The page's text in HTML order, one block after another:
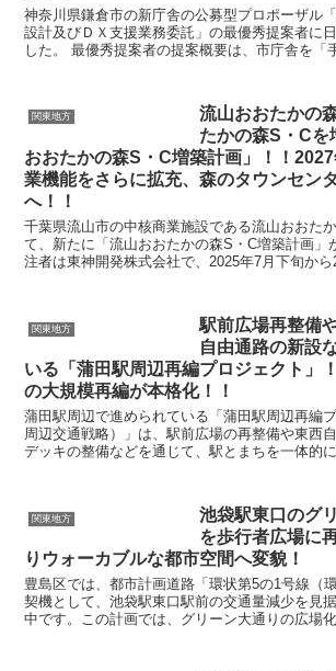
神奈川県鎌倉市の新庁舎の公募型プロポーザル
設計及びＤＸ支援業務委託」の最優秀提案者に
した。 最優秀提案者の提案概要は、市庁舎を「手続きの場」から
関東地方
流山おおたかの
たかの森S・Cを
おおたかの森S・C増築計画」！！
業機能をさらに拡充、森のタウンセン
へ！！
千葉県流山市の中核商業施設である流山おおた
て、新たに「流山おおたかの森S・C増築計画」
注者は東神開発株式会社で、2025年7月下旬か
関東地方
駅前広場再整備
自由通路の新設
いる「蒲田駅周辺再編プロジェクト」
の大規模再編が本格化！！
蒲田駅周辺で進められている「蒲田駅周辺再編
周辺交通戦略）」は、駅前広場の再整備や東西
デッキの整備などを通じて、駅とまちを一体的
関東地方
池袋駅東口のグ
を歩行者広場に
りウォーカブルな都市空間へ変貌！
豊島区では、都市計画道路「環状第5の1号線（
契機として、池袋駅東口駅前の交通量減少を見
中です。この計画では、グリーン大通りの広場